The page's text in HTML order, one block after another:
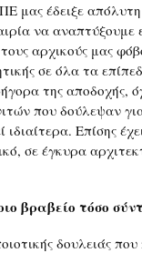
μας έδειξε
να αναπτύξουμε
αρχικούς μας
σε όλα τα
της αποδοχής,
που δούλεψαν
ιδιαίτερα. Επίσης
σε έγκυρα
βραβείο τόσο
δουλειάς